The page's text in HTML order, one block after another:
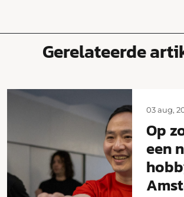
Gerelateerde
03 aug,
Op
een